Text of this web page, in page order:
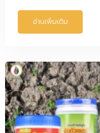
อ่านเพิ่มเติม